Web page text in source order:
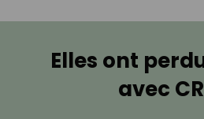
Elles ont
avec